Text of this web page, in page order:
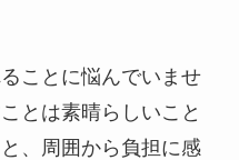
ことに悩んでいませ
とは素晴らしいこと
、周囲から負担に感